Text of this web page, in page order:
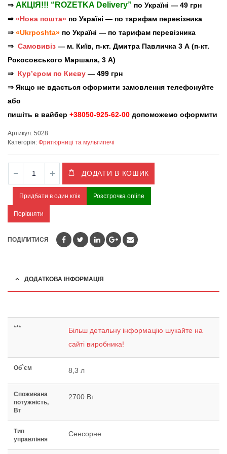
⇒ АКЦІЯ!!! “ROZETKA Delivery” по Україні — 49 грн
⇒ «Нова пошта» по Україні — по тарифам перевізника
⇒ «Ukrposhta» по Україні — по тарифам перевізника
⇒ Самовивіз — м. Київ, п-кт. Дмитра Павличка 3 А (п-кт.
Рокосовського Маршала, 3 А)
⇒ Кур’єром по Києву — 499 грн
⇒ Якщо не вдається оформити замовлення телефонуйте
або
пишіть в вайбер +38050-925-62-00 допоможемо оформити
Артикул: 5028
Категорія: Фритюрниці та мультипечі
ДОДАТИ В КОШИК
Придбати в один клік Розстрочка online
Порівняти
ПОДІЛИТИСЯ
ДОДАТКОВА ІНФОРМАЦІЯ
***
Більш детальну інформацію шукайте на
сайті виробника!
Об`єм 8,3 л
Споживана
потужність,
Вт
2700 Вт
Тип
управління
Сенсорне